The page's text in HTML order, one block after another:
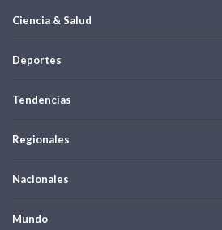
Ciencia & Salud
Deportes
Tendencias
Regionales
Nacionales
Mundo